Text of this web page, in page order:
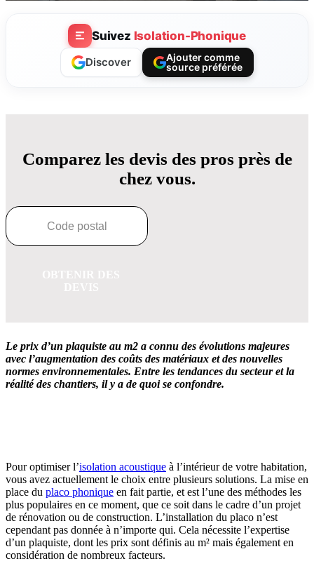
Suivez Isolation-Phonique
Discover
Ajouter comme
source préférée
Comparez les devis des pros près de
chez vous.
Le prix d’un plaquiste au m2 a connu des évolutions majeures
avec l’augmentation des coûts des matériaux et des nouvelles
normes environnementales. Entre les tendances du secteur et la
réalité des chantiers, il y a de quoi se confondre.
Pour optimiser l’isolation acoustique à l’intérieur de votre habitation,
vous avez actuellement le choix entre plusieurs solutions. La mise en
place du placo phonique en fait partie, et est l’une des méthodes les
plus populaires en ce moment, que ce soit dans le cadre d’un projet
de rénovation ou de construction. L’installation du placo n’est
cependant pas donnée à n’importe qui. Cela nécessite l’expertise
d’un plaquiste, dont les prix sont définis au m² mais également en
considération de nombreux facteurs.